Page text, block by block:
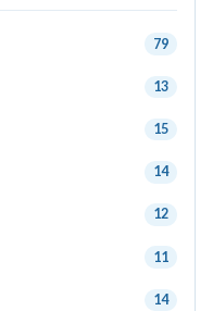
79
13
15
14
12
11
14